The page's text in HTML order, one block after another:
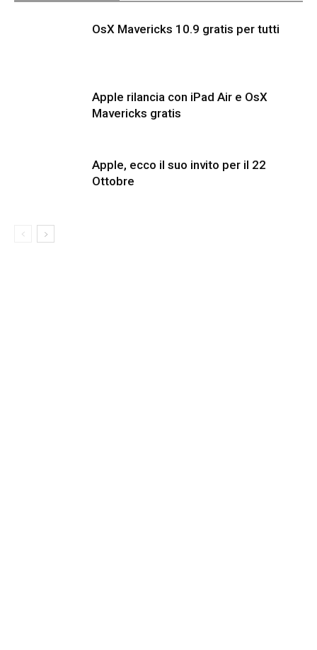
OsX Mavericks 10.9 gratis per tutti
Apple rilancia con iPad Air e OsX
Mavericks gratis
Apple, ecco il suo invito per il 22
Ottobre